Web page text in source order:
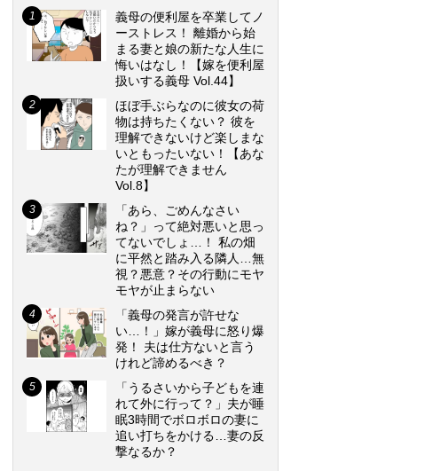
義母の便利屋を卒業してノ
ーストレス！ 離婚から始
まる妻と娘の新たな人生に
悔いはなし！【嫁を便利屋
扱いする義母 Vol.44】
ほぼ手ぶらなのに彼女の荷
物は持ちたくない？ 彼を
理解できないけど楽しまな
いともったいない！【あな
たが理解できません
Vol.8】
「あら、ごめんなさい
ね？」って絶対悪いと思っ
てないでしょ…！ 私の畑
に平然と踏み入る隣人…無
視？悪意？その行動にモヤ
モヤが止まらない
「義母の発言が許せな
い…！」嫁が義母に怒り爆
発！ 夫は仕方ないと言う
けれど諦めるべき？
「うるさいから子どもを連
れて外に行って？」夫が睡
眠3時間でボロボロの妻に
追い打ちをかける…妻の反
撃なるか？